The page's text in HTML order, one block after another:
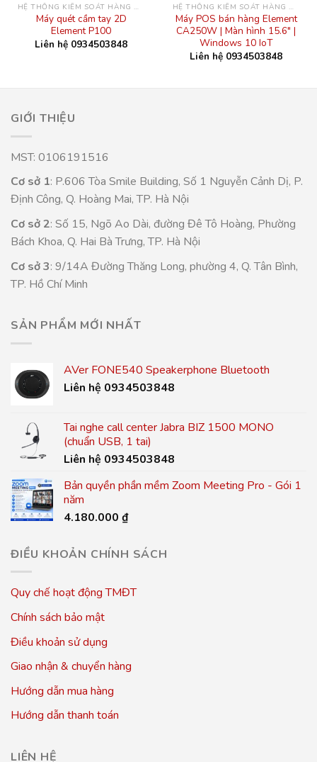
HỆ THỐNG KIỂM SOÁT HÀNG HÓA
Máy quét cầm tay 2D
Element P100
Liên hệ 0934503848
HỆ THỐNG KIỂM SOÁT HÀNG HÓA
Máy POS bán hàng Element
CA250W | Màn hình 15.6″ |
Windows 10 IoT
Liên hệ 0934503848
GIỚI THIỆU
MST: 0106191516
Cơ sở 1: P.606 Tòa Smile Building, Số 1 Nguyễn Cảnh Dị, P.
Định Công, Q. Hoàng Mai, TP. Hà Nội
Cơ sở 2: Số 15, Ngõ Ao Dài, đường Đê Tô Hoàng, Phường
Bách Khoa, Q. Hai Bà Trưng, TP. Hà Nội
Cơ sở 3: 9/14A Đường Thăng Long, phường 4, Q. Tân Bình,
TP. Hồ Chí Minh
SẢN PHẨM MỚI NHẤT
AVer FONE540 Speakerphone Bluetooth
Liên hệ 0934503848
Tai nghe call center Jabra BIZ 1500 MONO
(chuẩn USB, 1 tai)
Liên hệ 0934503848
Bản quyền phần mềm Zoom Meeting Pro - Gói 1
năm
4.180.000 ₫
ĐIỀU KHOẢN CHÍNH SÁCH
Quy chế hoạt động TMĐT
Chính sách bảo mật
Điều khoản sử dụng
Giao nhận & chuyển hàng
Hướng dẫn mua hàng
Hướng dẫn thanh toán
LIÊN HỆ